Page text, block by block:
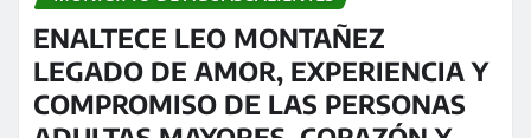
ENALTECE LEO MONTAÑEZ
LEGADO DE AMOR, EXPERIENCIA Y
COMPROMISO DE LAS PERSONAS